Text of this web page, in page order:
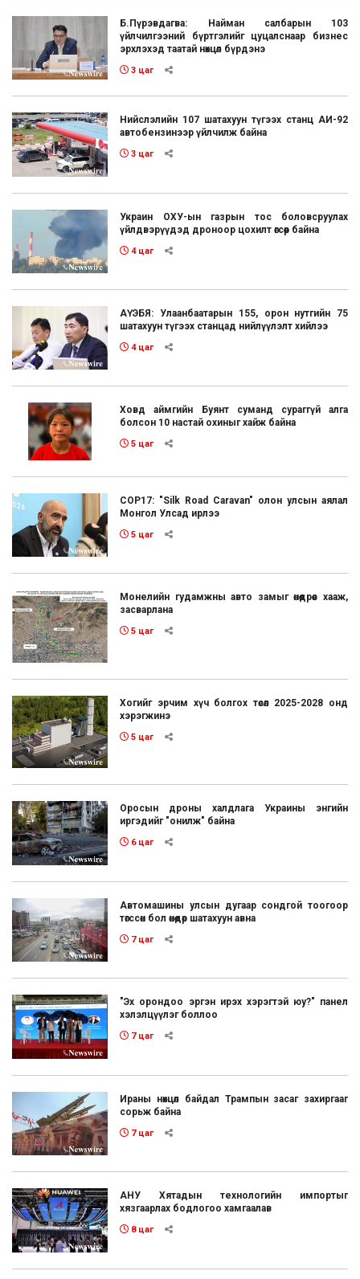
Б.Пүрэвдагва: Найман салбарын 103
үйлчилгээний бүртгэлийг цуцалснаар бизнес
эрхлэхэд таатай нөхцөл бүрдэнэ
3 цаг
Нийслэлийн 107 шатахуун түгээх станц АИ-92
автобензинээр үйлчилж байна
3 цаг
Украин ОХУ-ын газрын тос боловсруулах
үйлдвэрүүдэд дроноор цохилт өгсөөр байна
4 цаг
АҮЭБЯ: Улаанбаатарын 155, орон нутгийн 75
шатахуун түгээх станцад нийлүүлэлт хийлээ
4 цаг
Ховд аймгийн Буянт суманд сураггүй алга
болсон 10 настай охиныг хайж байна
5 цаг
COP17: "Silk Road Caravan" олон улсын аялал
Монгол Улсад ирлээ
5 цаг
Монелийн гудамжны авто замыг өнөөдрөөс хааж,
засварлана
5 цаг
Хогийг эрчим хүч болгох төсөл 2025-2028 онд
хэрэгжинэ
5 цаг
Оросын дроны халдлага Украины энгийн
иргэдийг "онилж" байна
6 цаг
Автомашины улсын дугаар сондгой тоогоор
төгссөн бол өнөөдөр шатахуун авна
7 цаг
"Эх орондоо эргэн ирэх хэрэгтэй юу?" панел
хэлэлцүүлэг боллоо
7 цаг
Ираны нөхцөл байдал Трампын засаг захиргааг
сорьж байна
7 цаг
АНУ Хятадын технологийн импортыг
хязгаарлах бодлогоо хамгаалав
8 цаг